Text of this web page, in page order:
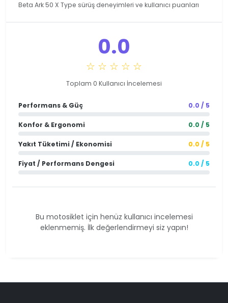
Beta Ark 50 X Type sürüş deneyimleri ve kullanıcı puanları
0.0
☆ ☆ ☆ ☆ ☆
Toplam 0 Kullanıcı İncelemesi
Performans & Güç 0.0 / 5
Konfor & Ergonomi 0.0 / 5
Yakıt Tüketimi / Ekonomisi 0.0 / 5
Fiyat / Performans Dengesi 0.0 / 5
Bu motosiklet için henüz kullanıcı incelemesi
eklenmemiş. İlk değerlendirmeyi siz yapın!